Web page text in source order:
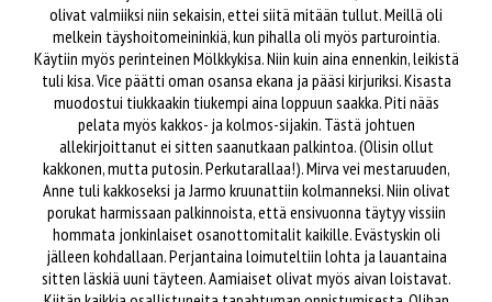
olivat valmiiksi niin sekaisin, ettei siitä mitään tullut. Meillä oli
melkein täyshoitomeininkiä, kun pihalla oli myös parturointia.
Käytiin myös perinteinen Mölkkykisa. Niin kuin aina ennenkin, leikistä
tuli kisa. Vice päätti oman osansa ekana ja pääsi kirjuriksi. Kisasta
muodostui tiukkaakin tiukempi aina loppuun saakka. Piti nääs
pelata myös kakkos- ja kolmos-sijakin. Tästä johtuen
allekirjoittanut ei sitten saanutkaan palkintoa. (Olisin ollut
kakkonen, mutta putosin. Perkutarallaa!). Mirva vei mestaruuden,
Anne tuli kakkoseksi ja Jarmo kruunattiin kolmanneksi. Niin olivat
porukat harmissaan palkinnoista, että ensivuonna täytyy vissiin
hommata jonkinlaiset osanottomitalit kaikille. Evästyskin oli
jälleen kohdallaan. Perjantaina loimuteltiin lohta ja lauantaina
sitten läskiä uuni täyteen. Aamiaiset olivat myös aivan loistavat.